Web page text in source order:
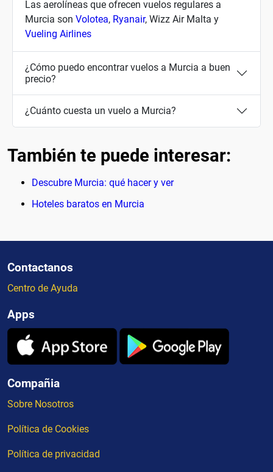
Las aerolíneas que ofrecen vuelos regulares a
Murcia son Volotea, Ryanair, Wizz Air Malta y
Vueling Airlines
¿Cómo puedo encontrar vuelos a Murcia a buen
precio?
¿Cuánto cuesta un vuelo a Murcia?
También te puede interesar:
Descubre Murcia: qué hacer y ver
Hoteles baratos en Murcia
Contactanos
Centro de Ayuda
Apps
Compañia
Sobre Nosotros
Política de Cookies
Política de privacidad